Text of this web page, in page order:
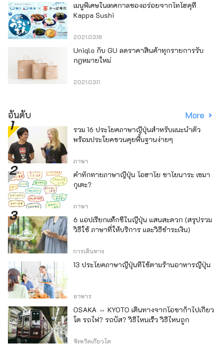
เมนูพิเศษในเทศกาลของอร่อยจากโทโฮคุที่
Kappa Sushi
2021.03.18
Uniqlo กับ GU ลดราคาสินค้าทุกรายการรับ
กฎหมายใหม่
2021.03.11
อันดับ More
รวม 16 ประโยคภาษาญี่ปุ่นสำหรับแนะนำตัว
พร้อมประโยคชวนคุยพื้นฐานง่ายๆ
ภาษา
คำทักทายภาษาญี่ปุ่น โอฮาโย ซาโยนาระ เซมา
กุเตะ?
ภาษา
6 แอปเรียกแท็กซี่ในญี่ปุ่น แสนสะดวก (สรุปรวม
วิธีใช้ ภาษาที่ให้บริการ และวิธีชำระเงิน)
การเดินทาง
13 ประโยคภาษาญี่ปุ่นที่ใช้ตามร้านอาหารญี่ปุ่น
อาหาร
OSAKA ⇔ KYOTO เดินทางจากโอซาก้าไปเกียว
โต รถไฟ? รถบัส? วิธีไหนเร็ว วิธีไหนถูก
จังหวัดเกียวโต